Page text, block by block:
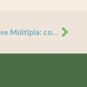
Esclerose Múltipla: compreendendo a condição